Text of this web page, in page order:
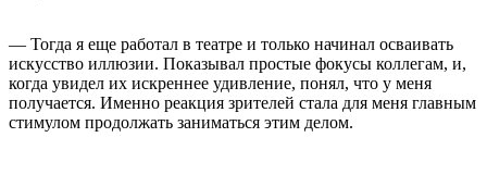
— Тогда я еще работал в театре и только начинал осваивать
искусство иллюзии. Показывал простые фокусы коллегам, и,
когда увидел их искреннее удивление, понял, что у меня
получается. Именно реакция зрителей стала для меня главным
стимулом продолжать заниматься этим делом.